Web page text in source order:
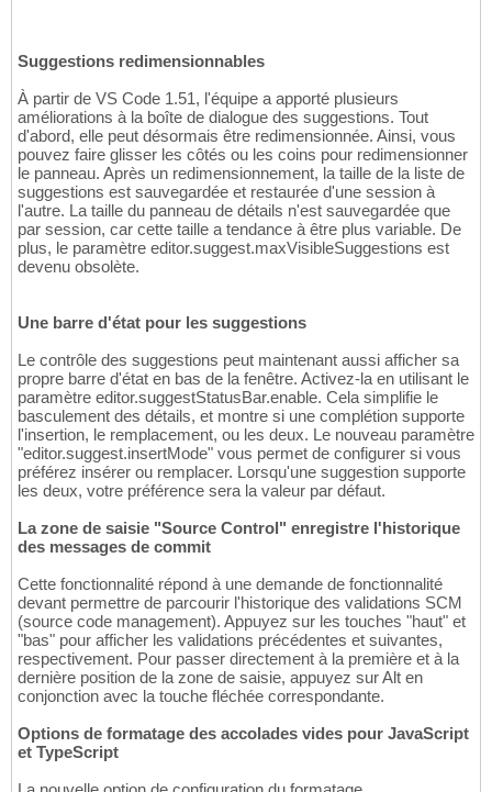
Suggestions redimensionnables
À partir de VS Code 1.51, l'équipe a apporté plusieurs
améliorations à la boîte de dialogue des suggestions. Tout
d'abord, elle peut désormais être redimensionnée. Ainsi, vous
pouvez faire glisser les côtés ou les coins pour redimensionner
le panneau. Après un redimensionnement, la taille de la liste de
suggestions est sauvegardée et restaurée d'une session à
l'autre. La taille du panneau de détails n'est sauvegardée que
par session, car cette taille a tendance à être plus variable. De
plus, le paramètre editor.suggest.maxVisibleSuggestions est
devenu obsolète.
Une barre d'état pour les suggestions
Le contrôle des suggestions peut maintenant aussi afficher sa
propre barre d'état en bas de la fenêtre. Activez-la en utilisant le
paramètre editor.suggestStatusBar.enable. Cela simplifie le
basculement des détails, et montre si une complétion supporte
l'insertion, le remplacement, ou les deux. Le nouveau paramètre
"editor.suggest.insertMode" vous permet de configurer si vous
préférez insérer ou remplacer. Lorsqu'une suggestion supporte
les deux, votre préférence sera la valeur par défaut.
La zone de saisie "Source Control" enregistre l'historique
des messages de commit
Cette fonctionnalité répond à une demande de fonctionnalité
devant permettre de parcourir l'historique des validations SCM
(source code management). Appuyez sur les touches "haut" et
"bas" pour afficher les validations précédentes et suivantes,
respectivement. Pour passer directement à la première et à la
dernière position de la zone de saisie, appuyez sur Alt en
conjonction avec la touche fléchée correspondante.
Options de formatage des accolades vides pour JavaScript
et TypeScript